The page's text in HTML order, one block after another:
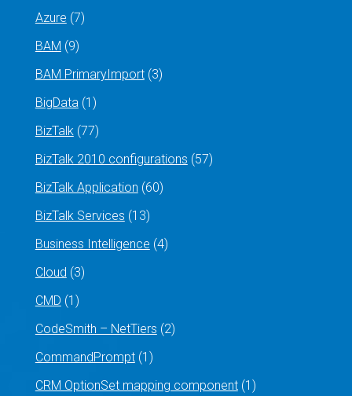
Azure (7)
BAM (9)
BAM PrimaryImport(3)
BigData(1)
BizTalk(77)
BizTalk 2010 configurations (57)
BizTalk Application (60)
BizTalk Services (13)
Business Intelligence (4)
Cloud (3)
CMD (1)
CodeSmith – NetTiers (2)
CommandPrompt(1)
CRM OptionSet mapping component(1)